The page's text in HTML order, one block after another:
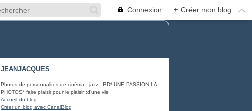
Connexion + Créer mon blog
JEANJACQUES
Photos de personnalités de cinéma - jazz - BD* UNE PASSION LA
PHOTOS* faire plaisir pour le plaisir ;d'une vie
Accueil du blog
Créer un blog avec CanalBlog